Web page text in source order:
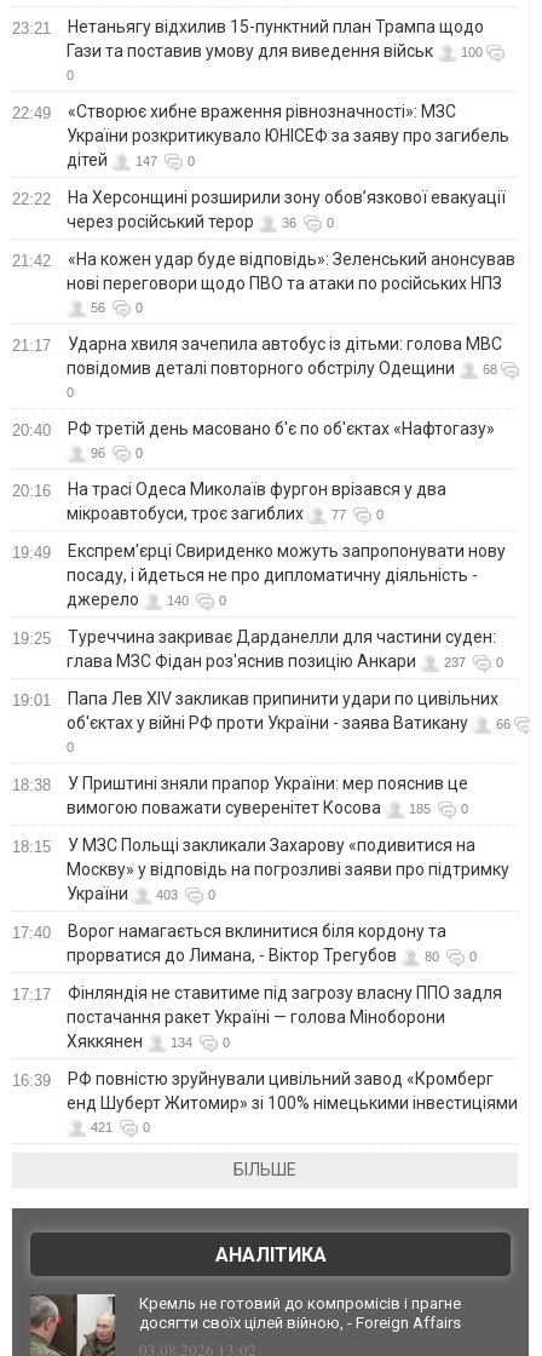
23:21
Нетаньягу відхилив 15-пунктний план Трампа щодо
Гази та поставив умову для виведення військ
100
0
22:49
«Створює хибне враження рівнозначності»: МЗС
України розкритикувало ЮНІСЕФ за заяву про загибель
дітей
147 0
22:22
На Херсонщині розширили зону обов’язкової евакуації
через російський терор
36 0
21:42
«На кожен удар буде відповідь»: Зеленський анонсував
нові переговори щодо ПВО та атаки по російських НПЗ
56 0
21:17
Ударна хвиля зачепила автобус із дітьми: голова МВС
повідомив деталі повторного обстрілу Одещини
68
0
20:40 РФ третій день масовано б'є по об'єктах «Нафтогазу»
96 0
20:16
На трасі Одеса Миколаїв фургон врізався у два
мікроавтобуси, троє загиблих
77 0
19:49
Експрем'єрці Свириденко можуть запропонувати нову
посаду, і йдеться не про дипломатичну діяльність -
джерело
140 0
19:25
Туреччина закриває Дарданелли для частини суден:
глава МЗС Фідан роз'яснив позицію Анкари
237 0
19:01
Папа Лев XIV закликав припинити удари по цивільних
об'єктах у війні РФ проти України - заява Ватикану
66
0
18:38
У Приштині зняли прапор України: мер пояснив це
вимогою поважати суверенітет Косова
185 0
18:15
У МЗС Польщі закликали Захарову «подивитися на
Москву» у відповідь на погрозливі заяви про підтримку
України
403 0
17:40
Ворог намагається вклинитися біля кордону та
прорватися до Лимана, - Віктор Трегубов
80 0
17:17
Фінляндія не ставитиме під загрозу власну ППО задля
постачання ракет Україні — голова Міноборони
Хяккянен
134 0
16:39
РФ повністю зруйнували цивільний завод «Кромберг
енд Шуберт Житомир» зі 100% німецькими інвестиціями
421 0
БІЛЬШЕ
АНАЛІТИКА
Кремль не готовий до компромісів і прагне
досягти своїх цілей війною, - Foreign Affairs
03.08.2026 13:02